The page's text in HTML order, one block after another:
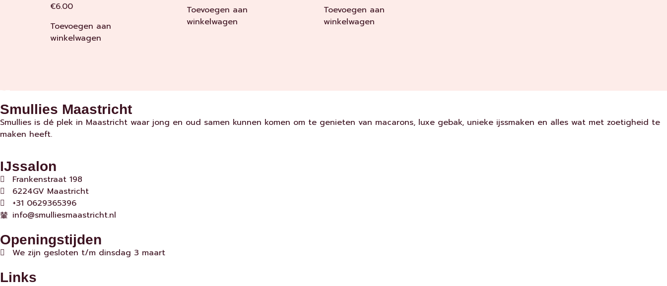
€6.00
Toevoegen aan
winkelwagen
Toevoegen aan
winkelwagen
Toevoegen aan
winkelwagen
Smullies Maastricht
Smullies is dé plek in Maastricht waar jong en oud samen kunnen komen om te genieten van macarons, luxe gebak, unieke ijssmaken en alles wat met zoetigheid te
maken heeft.
IJssalon
Frankenstraat 198
6224GV Maastricht
+31 0629365396
info@smulliesmaastricht.nl
Openingstijden
We zijn gesloten t/m dinsdag 3 maart
Links